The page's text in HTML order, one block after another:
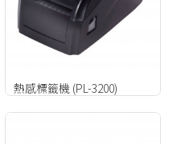
熱感標籤機 (PL-3200)